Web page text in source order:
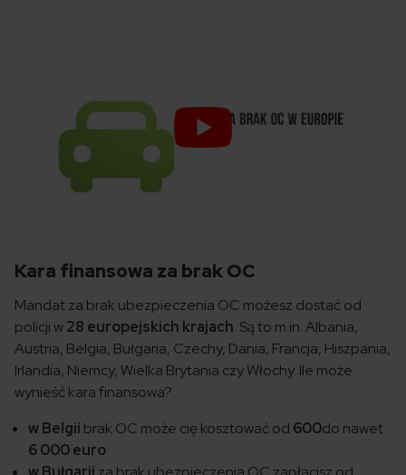
Kara finansowa za brak OC
Mandat za brak ubezpieczenia OC możesz dostać od
policji w28 europejskich krajach. Są to m.in. Albania,
Austria, Belgia, Bułgaria, Czechy, Dania, Francja, Hiszpania,
Irlandia, Niemcy, Wielka Brytania czy Włochy. Ile może
wynieść kara finansowa?
w Belgii brak OC może cię kosztować od 600do nawet
6 000 euro